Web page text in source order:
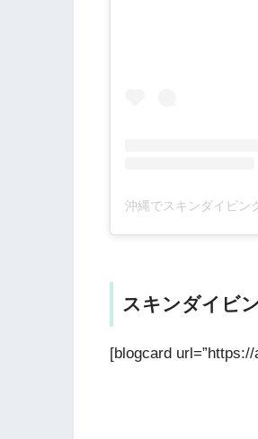
スキンダイビ
[blogcard